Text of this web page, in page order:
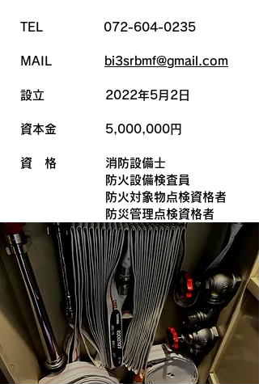
TEL 072-604-0235
MAIL bi3srbmf@gmail.com
​​設立 2022年5月2日
​資本金 5,000,000円​
資 格 消防設備士
防火設備検査員
防火対象物点検資格者
防災管理点検資格者